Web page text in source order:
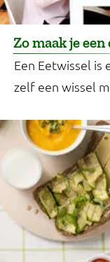
Zo maak je
Een Eetwissel is
zelf een wissel